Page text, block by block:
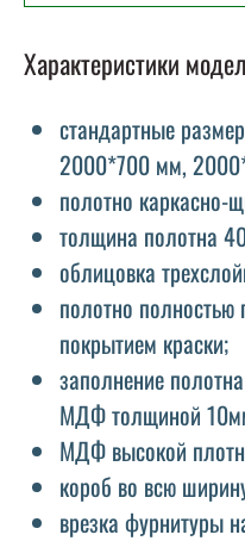
Характеристики
стандартные
2000*700 мм,
полотно каркасно-
толщина полотна
облицовка
полотно
покрытием краски;
заполнение
МДФ толщиной
МДФ высокой
короб во всю
врезка фурнитуры